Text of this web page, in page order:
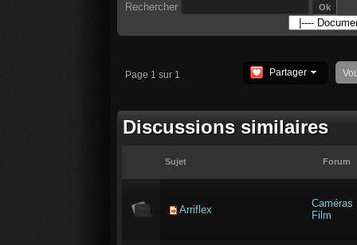
Rechercher
Page 1 sur 1 Partager
Discussions similaires
Sujet Forum
Arriflex
Caméras
Film